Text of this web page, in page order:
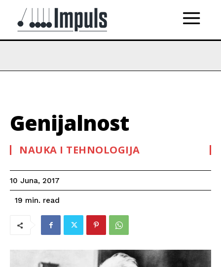
Genijalnost
NAUKA I TEHNOLOGIJA
10 Juna, 2017
19 min. read